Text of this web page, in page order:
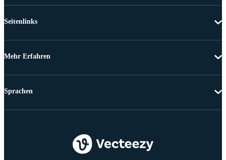
Seitenlinks
Mehr Erfahren
Sprachen